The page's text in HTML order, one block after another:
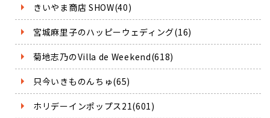
きいやま商店 SHOW(40)
宮城麻里子のハッピーウェディング(16)
菊地志乃のVilla de Weekend(618)
只今いきものんちゅ(65)
ホリデーインポップス21(601)